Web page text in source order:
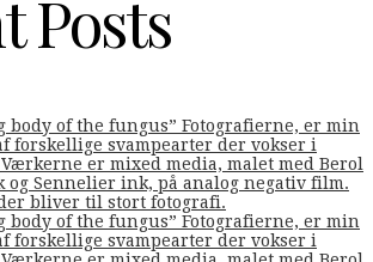
Posts
body of the fungus” Fotografierne, er min
forskellige svampearter der vokser i
Værkerne er mixed media, malet med Berol
Sennelier ink, på analog negativ film.
bliver til stort fotografi.
body of the fungus” Fotografierne, er min
forskellige svampearter der vokser i